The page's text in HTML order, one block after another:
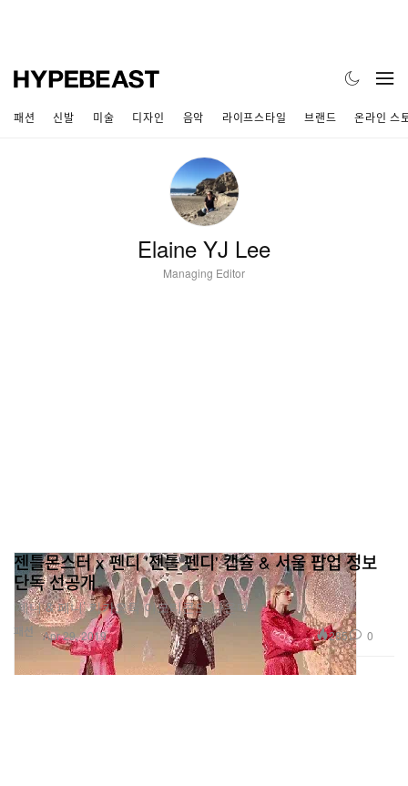
패션 신발 미술 디자인 음악 라이프스타일 브랜드 온라인 스
Elaine YJ Lee
Managing Editor
패션
젠틀몬스터 x 펜디 '젠틀 펜디' 캡슐 & 서울 팝업 정보
단독 선공개
‘제니 & 페니’ 카카오톡 이모티콘도 나온다.
Apr 29, 2019 285 0